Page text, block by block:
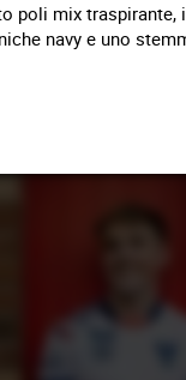
poli mix traspirante,
navy e uno